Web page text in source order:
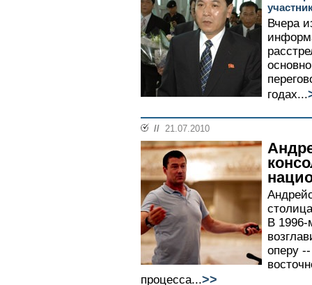
Вчера
годах...
// 21.07.2010
В 1996-
оперу
процесса...>>